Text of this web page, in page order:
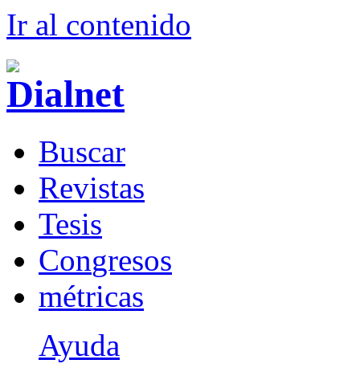
Ir al contenido
Buscar
Revistas
Tesis
Congresos
métricas
Ayuda